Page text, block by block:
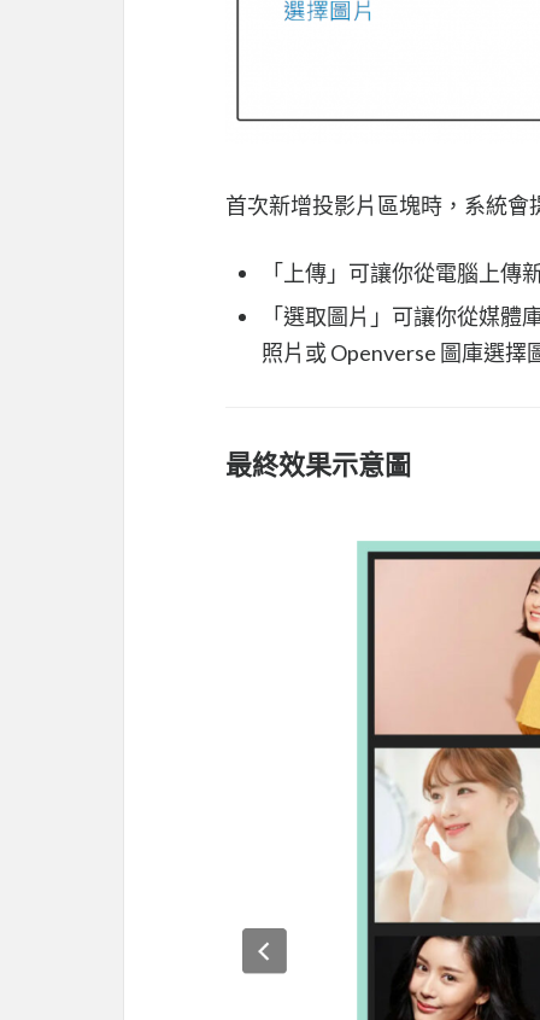
首次新增投影片區塊時，系統
「上傳」可讓你從電腦上傳
「選取圖片」可讓你從媒體
照片或 Openverse 圖庫選擇
最終效果示意圖